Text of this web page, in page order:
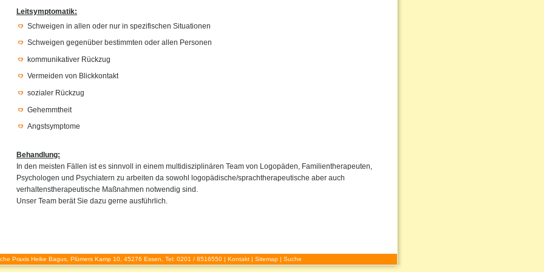
Leitsymptomatik:
Schweigen in allen oder nur in spezifischen Situationen
Schweigen gegenüber bestimmten oder allen Personen
kommunikativer Rückzug
Vermeiden von Blickkontakt
sozialer Rückzug
Gehemmtheit
Angstsymptome
Behandlung:
In den meisten Fällen ist es sinnvoll in einem multidisziplinären Team von Logopäden, Familientherapeuten,
Psychologen und Psychiatern zu arbeiten da sowohl logopädische/sprachtherapeutische aber auch
verhaltenstherapeutische Maßnahmen notwendig sind.
Unser Team berät Sie dazu gerne ausführlich.
Praxis Heike Bagus, Plümers Kamp 10, 45276 Essen, Tel: 0201 / 8516550 | Kontakt | Sitemap | Suche